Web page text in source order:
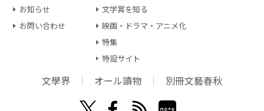
お知らせ
お問い合わせ
文学賞を知る
映画・ドラマ・アニメ化
特集
特設サイト
文學界 オール讀物 別冊文藝春秋